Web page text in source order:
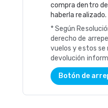
compra dentro
haberla realizado.
* Según
derecho de
vuelos y estos se
devolución
Botón de